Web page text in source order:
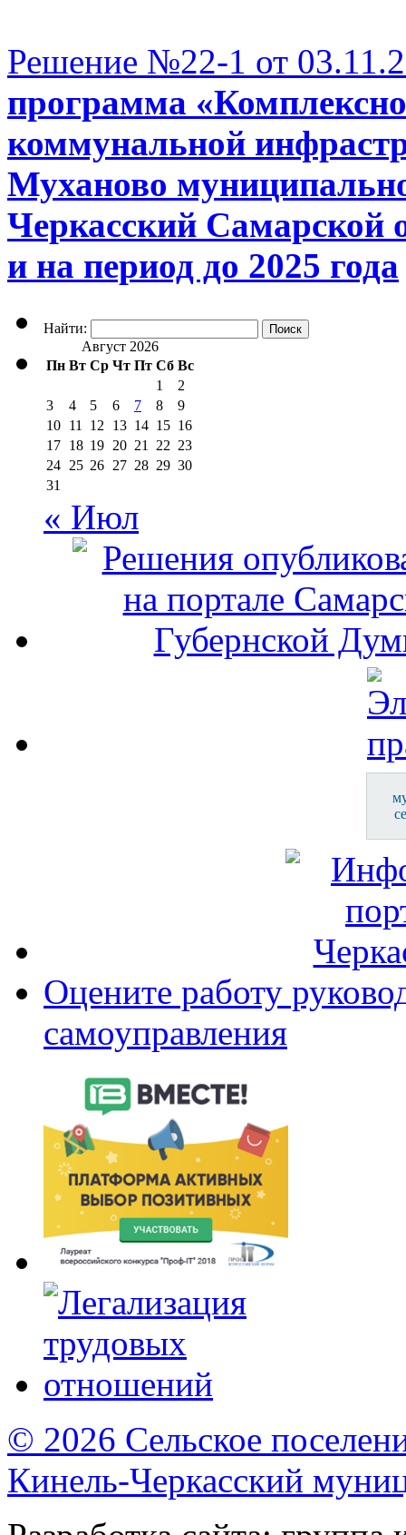
Решение №22-1 от
программа
коммунальной
Муханово
Черкасский Самарской
и на период до 2025 года
Найти:
Август 2026
Пн Вт Ср Чт Пт Сб Вс
1
2
3
4 5 6 7 8
9
10 11 12 13 14 15 16
17 18 19 20 21 22 23
24 25 26 27 28 29 30
31
« Июл
Оцените работу
самоуправления
© 2026 Сельское
Кинель-Черкасский